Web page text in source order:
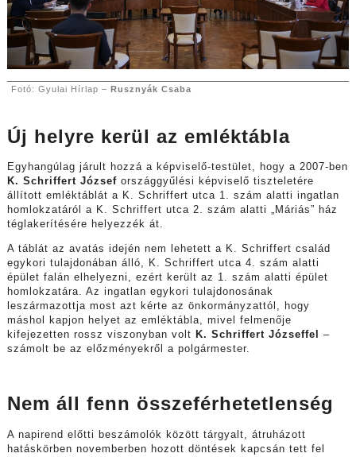
Fotó: Gyulai Hírlap – Rusznyák Csaba
Új helyre kerül az emléktábla
Egyhangúlag járult hozzá a képviselő-testület, hogy a 2007-ben
K. Schriffert Józsefországgyűlési képviselő tiszteletére
állított emléktáblát a K. Schriffert utca 1. szám alatti ingatlan
homlokzatáról a K. Schriffert utca 2. szám alatti „Máriás” ház
téglakerítésére helyezzék át.
A táblát az avatás idején nem lehetett a K. Schriffert család
egykori tulajdonában álló, K. Schriffert utca 4. szám alatti
épület falán elhelyezni, ezért került az 1. szám alatti épület
homlokzatára. Az ingatlan egykori tulajdonosának
leszármazottja most azt kérte az önkormányzattól, hogy
máshol kapjon helyet az emléktábla, mivel felmenője
kifejezetten rossz viszonyban volt K. Schriffert Józseffel
–
számolt be az előzményekről a polgármester.
Nem áll fenn összeférhetetlenség
A napirend előtti beszámolók között tárgyalt, átruházott
hatáskörben novemberben hozott döntések kapcsán tett fel